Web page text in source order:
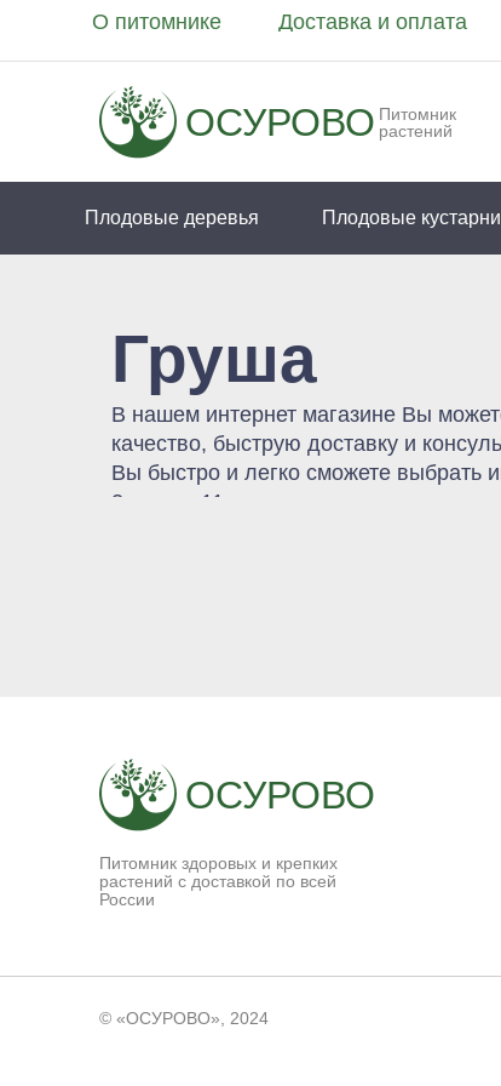
ОСУРОВО Питомник
растений
О питомнике Доставка и оплата
Плодовые деревья Плодовые
Груша
В нашем интернет магазине Вы
качество, быструю доставку и
Вы быстро и легко сможете выбрать
2 лет до 11 лет.
© «ОСУРОВО», 2024
ОСУРОВО
Питомник здоровых и крепких
растений с доставкой по всей
России